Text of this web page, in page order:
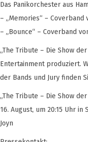
Das Panikorchester aus
– „Memories“ –
– „Bounce“ – Coverband
„The Tribute – Die Show
Entertainment produziert.
der Bands und Jury finden
„The Tribute – Die Show
16. August, um 20:15 Uhr in
Joyn